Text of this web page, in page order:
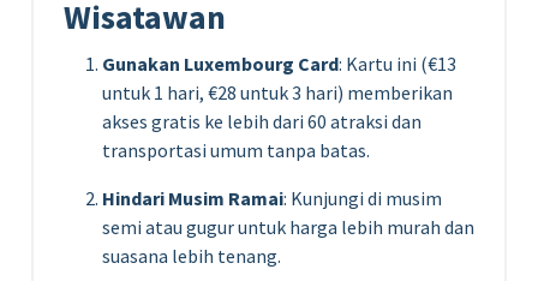
Wisatawan
Gunakan Luxembourg Card: Kartu ini (€13
untuk 1 hari, €28 untuk 3 hari) memberikan
akses gratis ke lebih dari 60 atraksi dan
transportasi umum tanpa batas.
Hindari Musim Ramai: Kunjungi di musim
semi atau gugur untuk harga lebih murah dan
suasana lebih tenang.